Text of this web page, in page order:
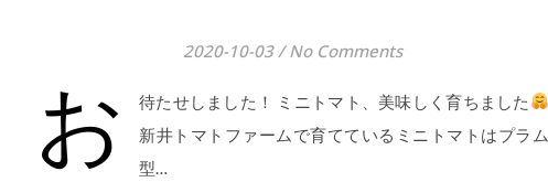
2020-10-03 / No Comments
お
待たせしました！ ミニトマト、美味しく育ちました
新井トマトファームで育てているミニトマトはプラム
型…